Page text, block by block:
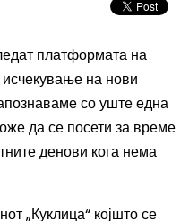
платформата на
исчекување на нови
со уште една
да се посети за време
денови кога нема
„Куклица“ којшто се